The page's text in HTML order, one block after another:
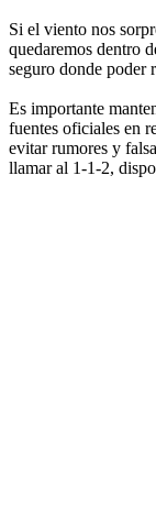
Si el viento nos
quedaremos dentro
seguro donde poder
Es importante
fuentes oficiales en
evitar rumores y
llamar al 1-1-2,